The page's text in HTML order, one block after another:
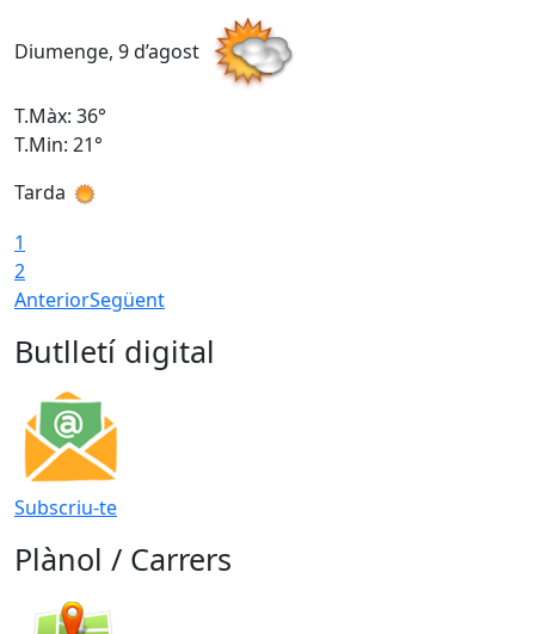
Diumenge, 9 d’agost
T.Màx: 36°
T.Min: 21°
Tarda
1
2
AnteriorSegüent
Butlletí digital
Subscriu-te
Plànol / Carrers